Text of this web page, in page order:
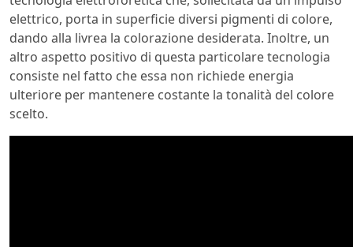
elettrico, porta in superficie diversi pigmenti di colore,
dando alla livrea la colorazione desiderata. Inoltre, un
altro aspetto positivo di questa particolare tecnologia
consiste nel fatto che essa non richiede energia
ulteriore per mantenere costante la tonalità del colore
scelto.